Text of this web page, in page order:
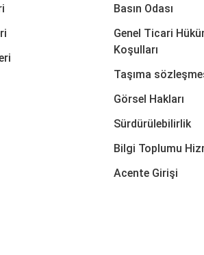
Basın Odası
Genel Ticari
Koşulları
Taşıma
Görsel Hakları
Sürdürülebilirlik
Bilgi Toplumu
Acente Girişi